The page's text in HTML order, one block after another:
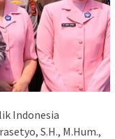
Indonesia
S.H., M.Hum.,